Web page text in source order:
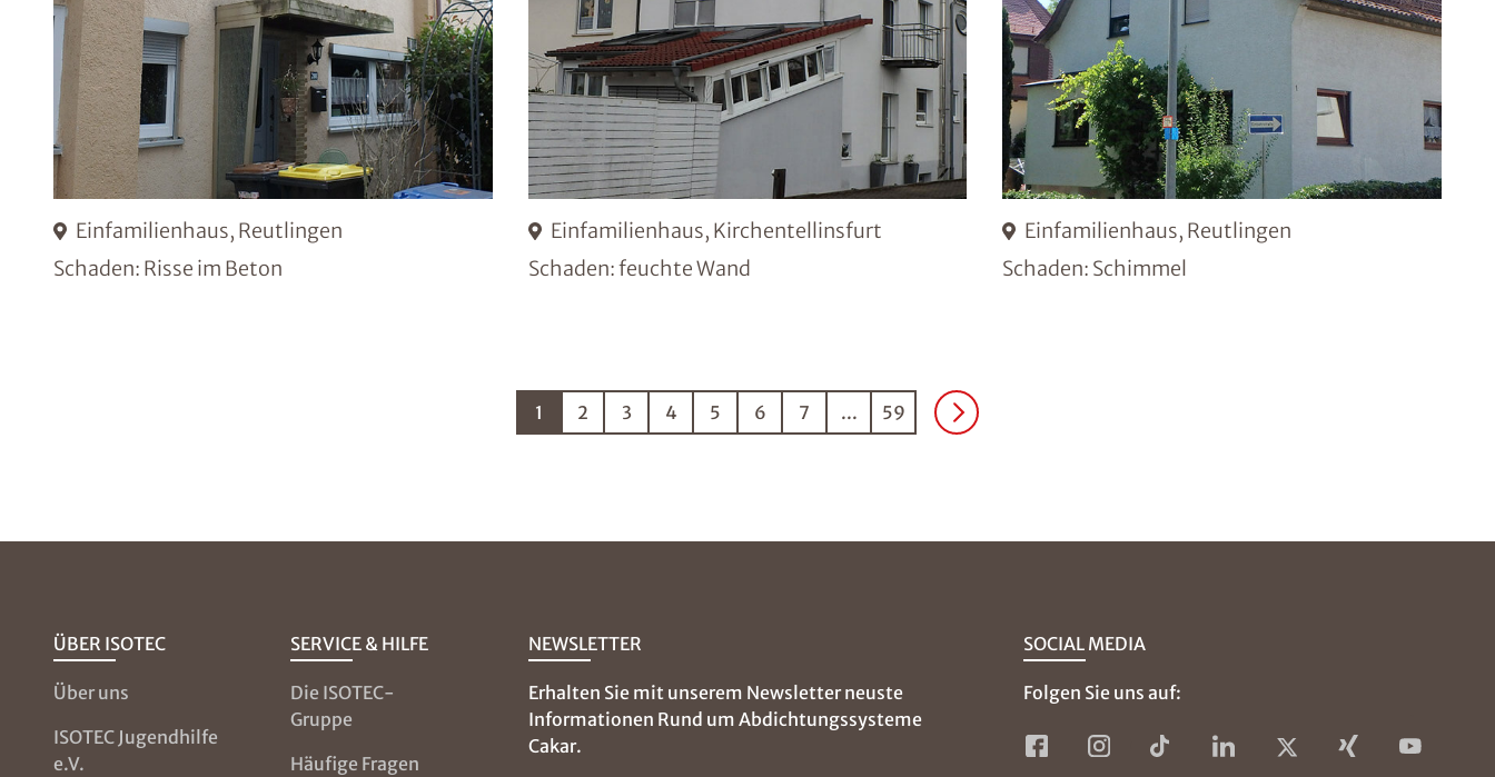
Einfamilienhaus, Reutlingen
Schaden: Risse im Beton
Einfamilienhaus, Kirchentellinsfurt
Schaden: feuchte Wand
Einfamilienhaus, Reutlingen
Schaden: Schimmel
1 2 3 4 5 6 7 ... 59
ÜBER ISOTEC
Über uns
ISOTEC Jugendhilfe
e.V.
SERVICE & HILFE
Die ISOTEC-
Gruppe
Häufige Fragen
NEWSLETTER
Erhalten Sie mit unserem Newsletter neuste
Informationen Rund um Abdichtungssysteme
Cakar.
SOCIAL MEDIA
Folgen Sie uns auf: